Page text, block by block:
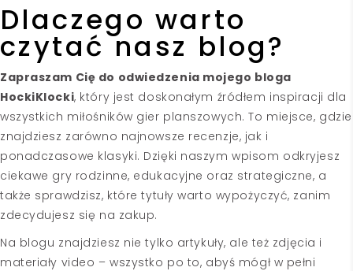
Dlaczego warto
czytać nasz blog?
Zapraszam Cię do odwiedzenia mojego bloga
HockiKlocki, który jest doskonałym źródłem inspiracji dla
wszystkich miłośników gier planszowych. To miejsce, gdzie
znajdziesz zarówno najnowsze recenzje, jak i
ponadczasowe klasyki. Dzięki naszym wpisom odkryjesz
ciekawe gry rodzinne, edukacyjne oraz strategiczne, a
także sprawdzisz, które tytuły warto wypożyczyć, zanim
zdecydujesz się na zakup.
Na blogu znajdziesz nie tylko artykuły, ale też zdjęcia i
materiały video – wszystko po to, abyś mógł w pełni